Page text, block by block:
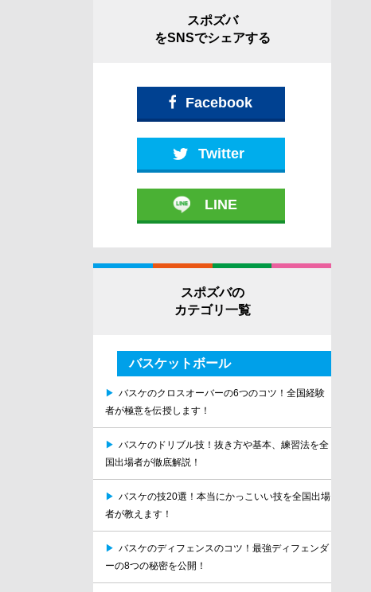
スポズバ
をSNSでシェアする
Facebook
Twitter
LINE
スポズバの
カテゴリ一覧
バスケットボール
▶ バスケのクロスオーバーの6つのコツ！全国経験
者が極意を伝授します！
▶ バスケのドリブル技！抜き方や基本、練習法を全
国出場者が徹底解説！
▶ バスケの技20選！本当にかっこいい技を全国出場
者が教えます！
▶ バスケのディフェンスのコツ！最強ディフェンダ
ーの8つの秘密を公開！